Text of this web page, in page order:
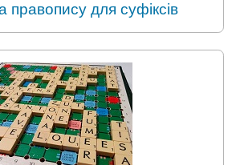
правопису для суфіксів